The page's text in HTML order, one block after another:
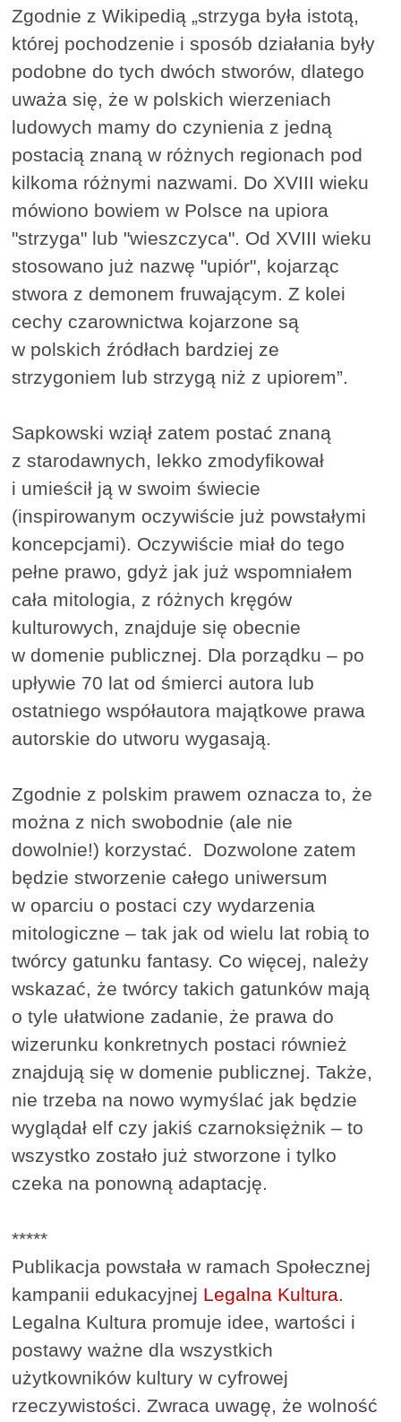
Zgodnie z Wikipedią „strzyga była istotą,
której pochodzenie i sposób działania były
podobne do tych dwóch stworów, dlatego
uważa się, że w polskich wierzeniach
ludowych mamy do czynienia z jedną
postacią znaną w różnych regionach pod
kilkoma różnymi nazwami. Do XVIII wieku
mówiono bowiem w Polsce na upiora
"strzyga" lub "wieszczyca". Od XVIII wieku
stosowano już nazwę "upiór", kojarząc
stwora z demonem fruwającym. Z kolei
cechy czarownictwa kojarzone są
w polskich źródłach bardziej ze
strzygoniem lub strzygą niż z upiorem”.
Sapkowski wziął zatem postać znaną
z starodawnych, lekko zmodyfikował
i umieścił ją w swoim świecie
(inspirowanym oczywiście już powstałymi
koncepcjami). Oczywiście miał do tego
pełne prawo, gdyż jak już wspomniałem
cała mitologia, z różnych kręgów
kulturowych, znajduje się obecnie
w domenie publicznej. Dla porządku – po
upływie 70 lat od śmierci autora lub
ostatniego współautora majątkowe prawa
autorskie do utworu wygasają.
Zgodnie z polskim prawem oznacza to, że
można z nich swobodnie (ale nie
dowolnie!) korzystać. Dozwolone zatem
będzie stworzenie całego uniwersum
w oparciu o postaci czy wydarzenia
mitologiczne – tak jak od wielu lat robią to
twórcy gatunku fantasy. Co więcej, należy
wskazać, że twórcy takich gatunków mają
o tyle ułatwione zadanie, że prawa do
wizerunku konkretnych postaci również
znajdują się w domenie publicznej. Także,
nie trzeba na nowo wymyślać jak będzie
wyglądał elf czy jakiś czarnoksiężnik – to
wszystko zostało już stworzone i tylko
czeka na ponowną adaptację.
*****
Publikacja powstała w ramach Społecznej
kampanii edukacyjnej Legalna Kultura.
Legalna Kultura promuje idee, wartości i
postawy ważne dla wszystkich
użytkowników kultury w cyfrowej
rzeczywistości. Zwraca uwagę, że wolność